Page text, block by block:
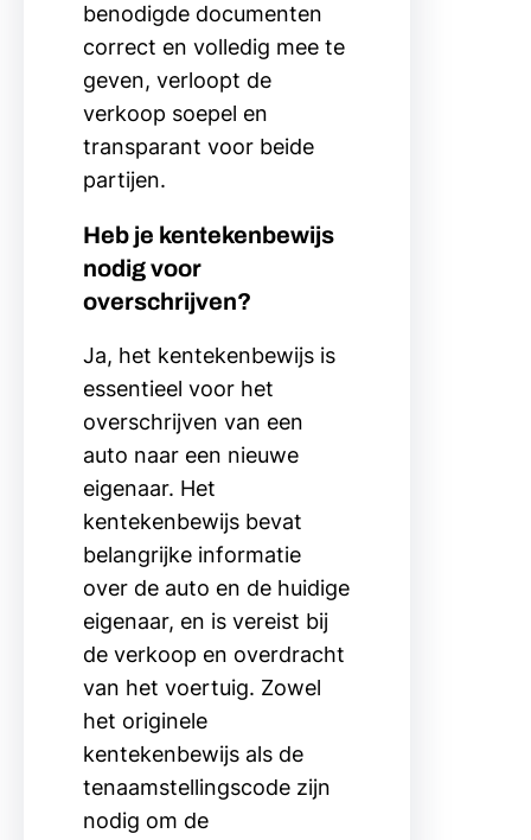
benodigde documenten
correct en volledig mee te
geven, verloopt de
verkoop soepel en
transparant voor beide
partijen.
Heb je kentekenbewijs
nodig voor
overschrijven?
Ja, het kentekenbewijs is
essentieel voor het
overschrijven van een
auto naar een nieuwe
eigenaar. Het
kentekenbewijs bevat
belangrijke informatie
over de auto en de huidige
eigenaar, en is vereist bij
de verkoop en overdracht
van het voertuig. Zowel
het originele
kentekenbewijs als de
tenaamstellingscode zijn
nodig om de